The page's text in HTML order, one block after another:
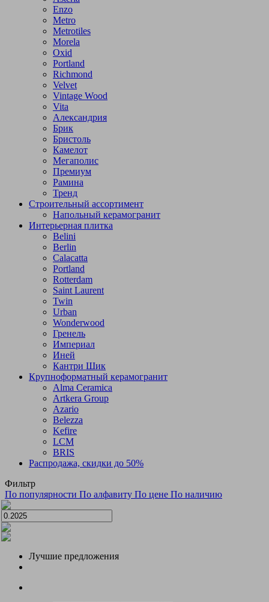
Enzo
Metro
Metrotiles
Morela
Oxid
Portland
Richmond
Velvet
Vintage Wood
Vita
Александрия
Брик
Бристоль
Камелот
Мегаполис
Премиум
Рамина
Тренд
Строительный ассортимент
Напольный керамогранит
Интерьерная плитка
Belini
Berlin
Calacatta
Portland
Rotterdam
Saint Laurent
Twin
Urban
Wonderwood
Гренель
Империал
Иней
Кантри Шик
Крупноформатный керамогранит
Alma Ceramica
Artkera Group
Azario
Belezza
Kefire
LCM
BRIS
Распродажа, скидки до 50%
Фильтр
По популярности По алфавиту По цене По наличию
Лучшие предложения